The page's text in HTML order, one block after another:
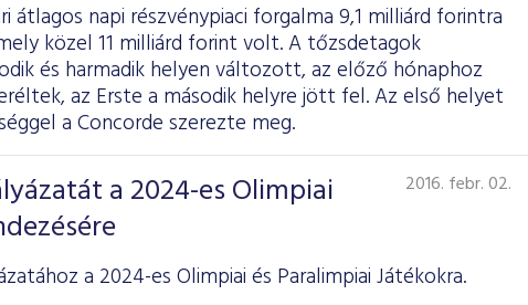
átlagos napi részvénypiaci forgalma 9,1 milliárd forintra
közel 11 milliárd forint volt. A tőzsdetagok
és harmadik helyen változott, az előző hónaphoz
az Erste a második helyre jött fel. Az első helyet
a Concorde szerezte meg.
a 2024-es Olimpiai
2016. febr. 02.
a 2024-es Olimpiai és Paralimpiai Játékokra.